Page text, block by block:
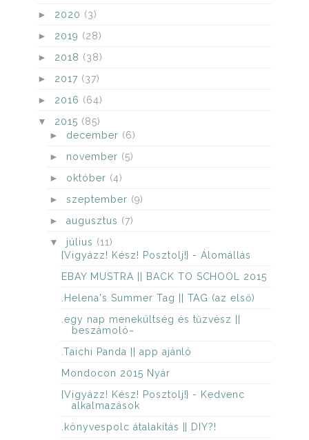
► 2020 (3)
► 2019 (28)
► 2018 (38)
► 2017 (37)
► 2016 (64)
▼ 2015 (85)
► december (6)
► november (5)
► október (4)
► szeptember (9)
► augusztus (7)
▼ július (11)
{Vigyázz! Kész! Posztolj!} - Álomállás
EBAY MUSTRA || BACK TO SCHOOL 2015
.Helena's Summer Tag || TAG (az első)
.egy nap menekültség és tűzvész ||
beszámoló~
.Taichi Panda || app ajánló
Mondocon 2015 Nyár
{Vigyázz! Kész! Posztolj!} - Kedvenc
alkalmazások
.könyvespolc átalakítás || DIY?!